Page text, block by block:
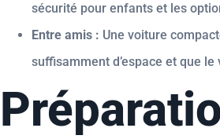
sécurité pour enfants et les
Entre amis : Une voiture
suffisamment d’espace et que